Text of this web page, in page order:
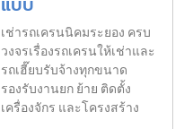
เช่ารถเครนนิคมระยอง ครบ
วงจรเรื่องรถเครนให้เช่าและ
รถเฮี๊ยบรับจ้างทุกขนาด
รองรับงานยก ย้าย ติดตั้ง
เครื่องจักร และโครงสร้าง